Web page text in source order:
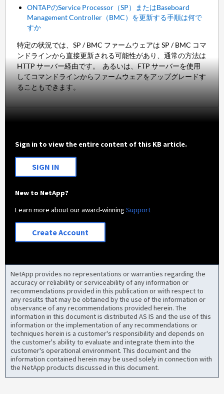
ONTAPのService Processor（SP）またはBaseboard
Management Controller（BMC）を更新する手順は何で
すか
特定の状況では、SP / BMC ファームウェアは SP / BMC コマ
ンドラインから直接更新される可能性があり、通常の方法は
HTTP サーバー経由です。 あるいは、FTP サーバーを使用
してコマンドラインからファームウェアをアップグレードす
ることもできます。
Sign in to view the entire content of this KB article.
SIGN IN
New to NetApp?
Learn more about our award-winningSupport
Create Account
NetApp provides no representations or warranties regarding the
accuracy or reliability or serviceability of any information or
recommendations provided in this publication or with respect to
any results that may be obtained by the use of the information or
observance of any recommendations provided herein. The
information in this document is distributed AS IS and the use of this
information or the implementation of any recommendations or
techniques herein is a customer's responsibility and depends on
the customer's ability to evaluate and integrate them into the
customer's operational environment. This document and the
information contained herein may be used solely in connection with
the NetApp products discussed in this document.